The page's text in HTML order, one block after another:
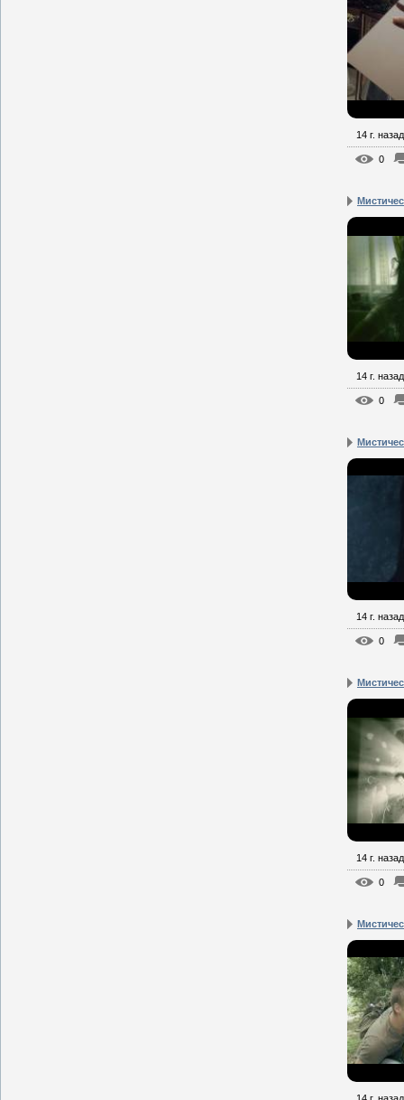
14 г. назад
0
14 г. назад
0
14 г. назад
0
14 г. назад
0